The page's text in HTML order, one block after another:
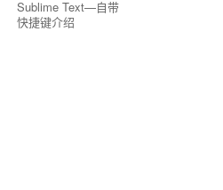
Sublime Text—自带
快捷键介绍